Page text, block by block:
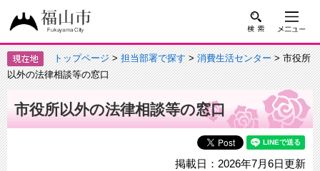
トップページ>担当部署で探す>消費生活センター> 市役所
以外の法律相談等の窓口
市役所以外の法律相談等の窓口
掲載日：2026年7月6日更新